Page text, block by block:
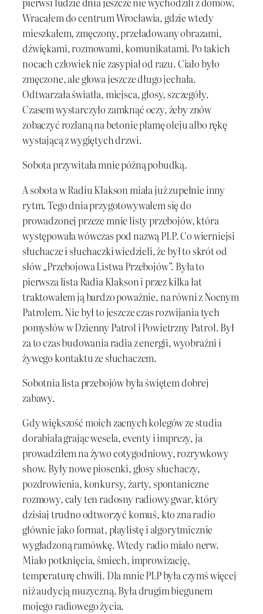
Wracałem do centrum Wrocławia, gdzie wtedy
mieszkałem, zmęczony, przeładowany obrazami,
dźwiękami, rozmowami, komunikatami. Po takich
nocach człowiek nie zasypiał od razu. Ciało było
zmęczone, ale głowa jeszcze długo jechała.
Odtwarzała światła, miejsca, głosy, szczegóły.
Czasem wystarczyło zamknąć oczy, żeby znów
zobaczyć rozlaną na betonie plamę oleju albo rękę
wystającą z wygiętych drzwi.
Sobota przywitała mnie późną pobudką.
A sobota w Radiu Klakson miała już zupełnie inny
rytm. Tego dnia przygotowywałem się do
prowadzonej przeze mnie listy przebojów, która
występowała wówczas pod nazwą PLP. Co wierniejsi
słuchacze i słuchaczki wiedzieli, że był to skrót od
słów „Przebojowa Listwa Przebojów”. Była to
pierwsza lista Radia Klakson i przez kilka lat
traktowałem ją bardzo poważnie, na równi z Nocnym
Patrolem. Nie był to jeszcze czas rozwijania tych
pomysłów w Dzienny Patrol i Powietrzny Patrol. Był
za to czas budowania radia z energii, wyobraźni i
żywego kontaktu ze słuchaczem.
Sobotnia lista przebojów była świętem dobrej
zabawy.
Gdy większość moich zacnych kolegów ze studia
dorabiała grając wesela, eventy i imprezy, ja
prowadziłem na żywo cotygodniowy, rozrywkowy
show. Były nowe piosenki, głosy słuchaczy,
pozdrowienia, konkursy, żarty, spontaniczne
rozmowy, cały ten radosny radiowy gwar, który
dzisiaj trudno odtworzyć komuś, kto zna radio
głównie jako format, playlistę i algorytmicznie
wygładzoną ramówkę. Wtedy radio miało nerw.
Miało potknięcia, śmiech, improwizację,
temperaturę chwili. Dla mnie PLP była czymś więcej
niż audycją muzyczną. Była drugim biegunem
mojego radiowego życia.